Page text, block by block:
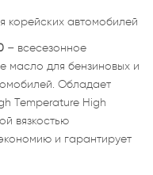
корейских автомобилей
– всесезонное
масло для бензиновых и
Обладает
Temperature High
вязкостью
и гарантирует